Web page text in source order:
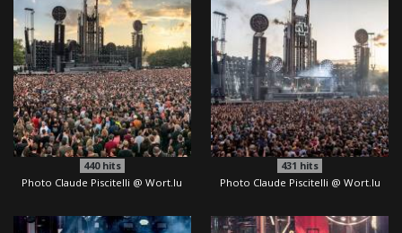
440hits
Photo Claude Piscitelli @ Wort.lu
431 hits
Photo Claude Piscitelli @ Wort.lu